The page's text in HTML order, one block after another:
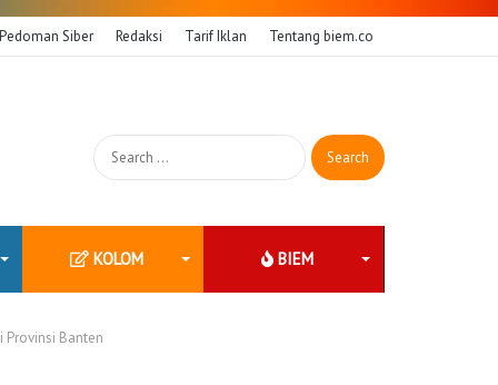
Pedoman Siber Redaksi Tarif Iklan Tentang biem.co
Search
for:
KOLOM BIEM
Provinsi Banten